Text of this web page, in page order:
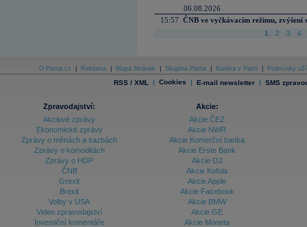
06.08.2026
15:57 ČNB ve vyčkávacím režimu, zvýšení
1 2 3 4
O Patria.cz Reklama Mapa Stránek Skupina Patria Kariéra v Patrii Podmínky
RSS / XML | Cookies | E-mail newsletter | SMS
Zpravodajství:
Akciové zprávy
Ekonomické zprávy
Zprávy o měnách a sazbách
Zprávy o komoditách
Zprávy o HDP
ČNB
Grexit
Brexit
Volby v USA
Video zpravodajství
Investiční komentáře
Akcie:
Akcie ČEZ
Akcie NWR
Akcie Komerční banka
Akcie Erste Bank
Akcie O2
Akcie Kofola
Akcie Apple
Akcie Facebook
Akcie BMW
Akcie GE
Akcie Moneta